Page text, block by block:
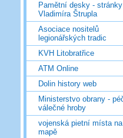
Pamětní desky - stránky
Vladimíra Štrupla
Asociace nositelů
legionářských tradic
KVH Litobratřice
ATM Online
Dolin history web
Ministerstvo obrany -
válečné hroby
vojenská pietní místa na
mapě